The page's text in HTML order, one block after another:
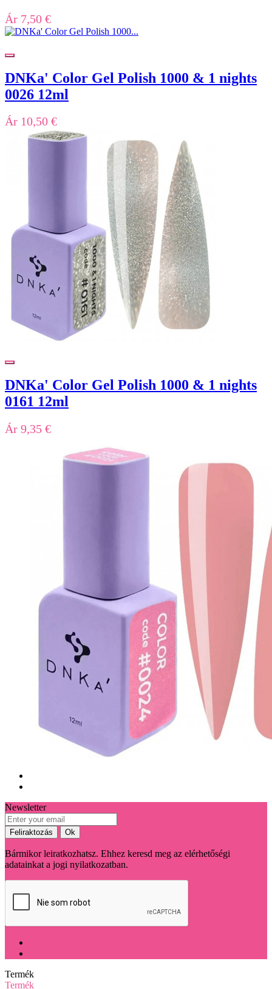
Ár 7,50 €
DNKa' Color Gel Polish 1000 & 1 nights
0026 12ml
Ár 10,50 €
DNKa' Color Gel Polish 1000 & 1 nights
0161 12ml
Ár 9,35 €
Newsletter
Bármikor leiratkozhatsz. Ehhez keresd meg az elérhetőségi
adatainkat a jogi nyilatkozatban.
Termék
Termék